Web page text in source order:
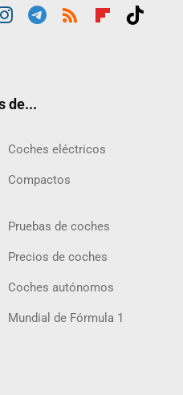
de...
Coches eléctricos
Compactos
Pruebas de coches
Precios de coches
Coches autónomos
Mundial de Fórmula 1